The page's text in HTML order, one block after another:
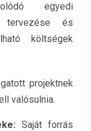
egyedi
tervezése és
költségek
projektnek
valósulnia.
Saját forrás